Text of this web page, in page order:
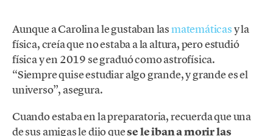
Aunque a Carolina le gustaban lasmatemáticasy la
física, creía que no estaba a la altura, pero estudió
física y en 2019 se graduó como astrofísica.
“Siempre quise estudiar algo grande, y grande es el
universo”, asegura.
Cuando estaba en la preparatoria, recuerda que una
de sus amigas le dijo quese le iban a morir las